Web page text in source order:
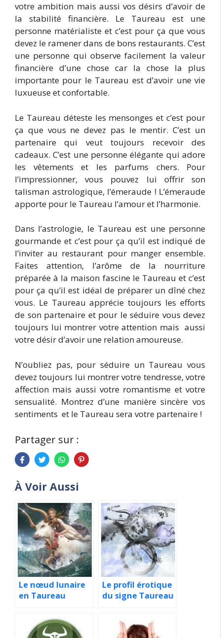
votre ambition mais aussi vos désirs d’avoir de
la stabilité financière. Le Taureau est une
personne matérialiste et c’est pour ça que vous
devez le ramener dans de bons restaurants. C’est
une personne qui observe facilement la valeur
financière d’une chose car la chose la plus
importante pour le Taureau est d’avoir une vie
luxueuse et confortable.
Le Taureau déteste les mensonges et c’est pour
ça que vous ne devez pas le mentir. C’est un
partenaire qui veut toujours recevoir des
cadeaux. C’est une personne élégante qui adore
les vêtements et les parfums chers. Pour
l’impressionner, vous pouvez lui offrir son
talisman astrologique, l’émeraude ! L’émeraude
apporte pour le Taureau l’amour et l’harmonie.
Dans l’astrologie, le Taureau est une personne
gourmande et c’est pour ça qu’il est indiqué de
l’inviter au restaurant pour manger ensemble.
Faites attention, l’arôme de la nourriture
préparée à la maison fascine le Taureau et c’est
pour ça qu’il est idéal de préparer un dîné chez
vous. Le Taureau apprécie toujours les efforts
de son partenaire et pour le séduire vous devez
toujours lui montrer votre attention mais aussi
votre désir d’avoir une relation amoureuse.
N’oubliez pas, pour séduire un Taureau vous
devez toujours lui montrer votre tendresse, votre
affection mais aussi votre romantisme et votre
sensualité. Montrez d’une manière sincère vos
sentiments et le Taureau sera votre partenaire !
Partager sur :
À Voir Aussi
Le nœud lunaire
en Taureau
Le profil érotique
du signe Taureau